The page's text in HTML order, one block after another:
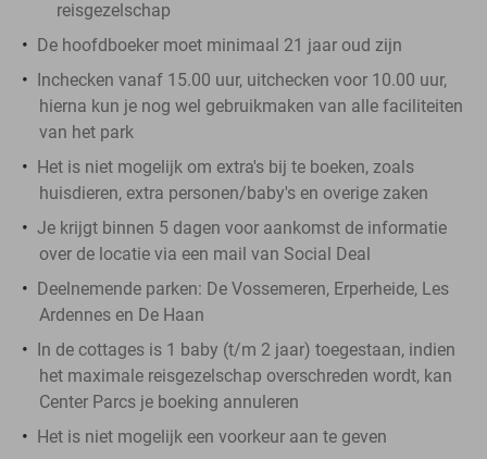
reisgezelschap
De hoofdboeker moet minimaal 21 jaar oud zijn
Inchecken vanaf 15.00 uur, uitchecken voor 10.00 uur,
hierna kun je nog wel gebruikmaken van alle faciliteiten
van het park
Het is niet mogelijk om extra's bij te boeken, zoals
huisdieren, extra personen/baby's en overige zaken
Je krijgt binnen 5 dagen voor aankomst de informatie
over de locatie via een mail van Social Deal
Deelnemende parken: De Vossemeren, Erperheide, Les
Ardennes en De Haan
In de cottages is 1 baby (t/m 2 jaar) toegestaan, indien
het maximale reisgezelschap overschreden wordt, kan
Center Parcs je boeking annuleren
Het is niet mogelijk een voorkeur aan te geven